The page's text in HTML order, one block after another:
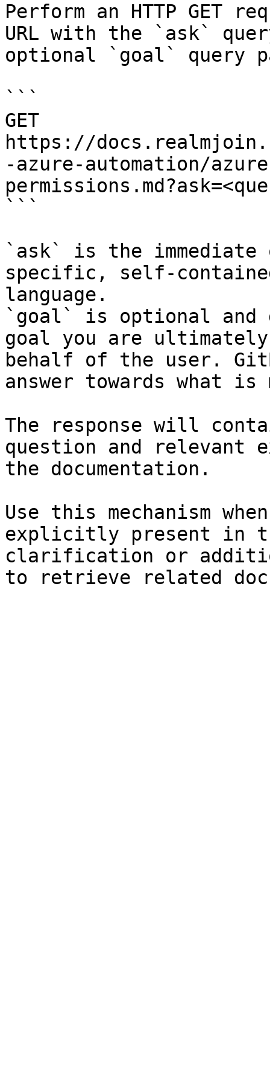
Perform an HTTP GET
URL with the `ask`
optional `goal` query
```
GET
https://
-azure-automation/
```
`ask` is the
specific, self-
language.
`goal` is optional and
goal you are
behalf of the user.
answer towards what
The response will
question and relevant
the documentation.
Use this mechanism
explicitly present in
clarification or